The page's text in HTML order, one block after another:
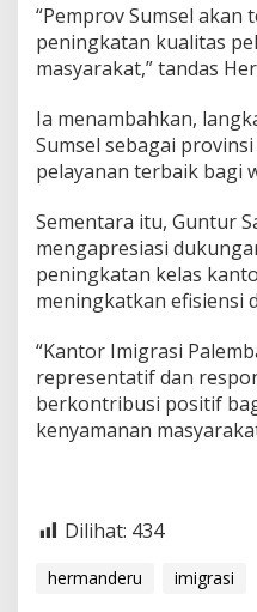
D
i
d
u
u
n
g
G
b
e
n
u
S
u
m
s
e
“Pemprov Sumsel
peningkatan kualitas
masyarakat,” tandas
Ia menambahkan,
Sumsel sebagai
pelayanan terbaik bagi
Sementara itu, Guntur
mengapresiasi
peningkatan kelas
meningkatkan efisiensi
“Kantor Imigrasi
representatif dan
berkontribusi positif
kenyamanan
Dilihat: 434
hermanderu imigrasi